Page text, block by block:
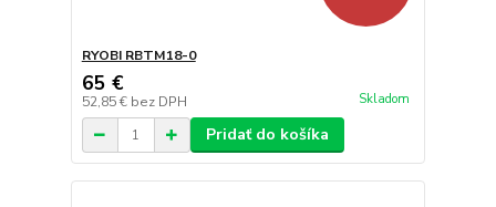
RYOBI RBTM18-0
65 €
52,85 € bez DPH Skladom
Pridať do košíka